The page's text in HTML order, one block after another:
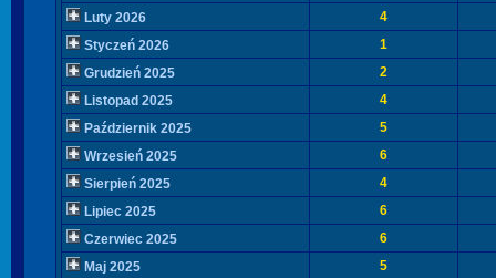
Luty 2026
4
Styczeń 2026
1
Grudzień 2025
2
Listopad 2025
4
Październik 2025
5
Wrzesień 2025
6
Sierpień 2025
4
Lipiec 2025
6
Czerwiec 2025
6
Maj 2025
5